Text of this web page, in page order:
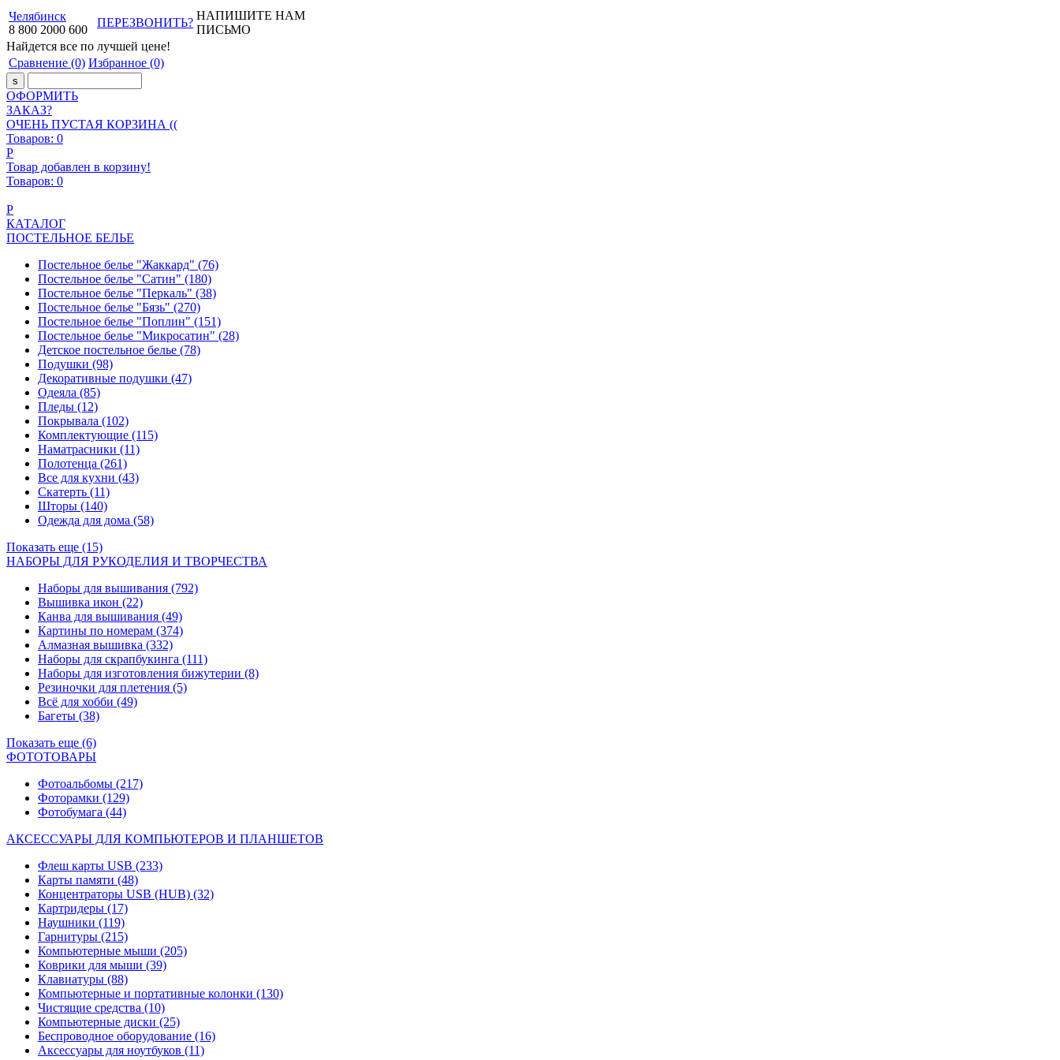
Челябинск
8 800 2000 600
ПЕРЕЗВОНИТЬ?
НАПИШИТЕ НАМ
ПИСЬМО
Найдется все по лучшей цене!
Сравнение (0) Избранное (0)
ОФОРМИТЬ
ЗАКАЗ?
ОЧЕНЬ ПУСТАЯ КОРЗИНА ((
Товаров: 0
Р
Товар добавлен в корзину!
Товаров: 0
Р
КАТАЛОГ
ПОСТЕЛЬНОЕ БЕЛЬЕ
Постельное белье "Жаккард" (76)
Постельное белье "Сатин" (180)
Постельное белье "Перкаль" (38)
Постельное белье "Бязь" (270)
Постельное белье "Поплин" (151)
Постельное белье "Микросатин" (28)
Детское постельное белье (78)
Подушки (98)
Декоративные подушки (47)
Одеяла (85)
Пледы (12)
Покрывала (102)
Комплектующие (115)
Наматрасники (11)
Полотенца (261)
Все для кухни (43)
Скатерть (11)
Шторы (140)
Одежда для дома (58)
Показать еще (15)
НАБОРЫ ДЛЯ РУКОДЕЛИЯ И ТВОРЧЕСТВА
Наборы для вышивания (792)
Вышивка икон (22)
Канва для вышивания (49)
Картины по номерам (374)
Алмазная вышивка (332)
Наборы для скрапбукинга (111)
Наборы для изготовления бижутерии (8)
Резиночки для плетения (5)
Всё для хобби (49)
Багеты (38)
Показать еще (6)
ФОТОТОВАРЫ
Фотоальбомы (217)
Фоторамки (129)
Фотобумага (44)
АКСЕССУАРЫ ДЛЯ КОМПЬЮТЕРОВ И ПЛАНШЕТОВ
Флеш карты USB (233)
Карты памяти (48)
Концентраторы USB (HUB) (32)
Картридеры (17)
Наушники (119)
Гарнитуры (215)
Компьютерные мыши (205)
Коврики для мыши (39)
Клавиатуры (88)
Компьютерные и портативные колонки (130)
Чистящие средства (10)
Компьютерные диски (25)
Беспроводное оборудование (16)
Аксессуары для ноутбуков (11)